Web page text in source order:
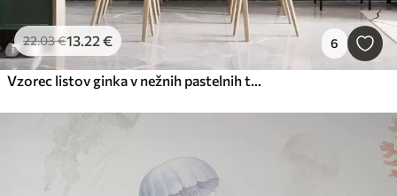
22.03€13.22 € 6
Vzorec listov ginka v nežnih pastelnih tonih, ki se mešajo z zelenimi, rumenimi in kremnimi odtenki, da ustvarijo lahkoten in zračen občutek